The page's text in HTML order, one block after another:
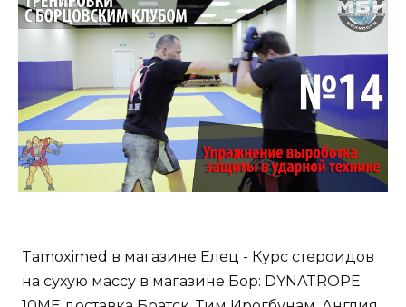
Tamoximed в магазине Елец - Курс стероидов
на сухую массу в магазине Бор: DYNATROPE